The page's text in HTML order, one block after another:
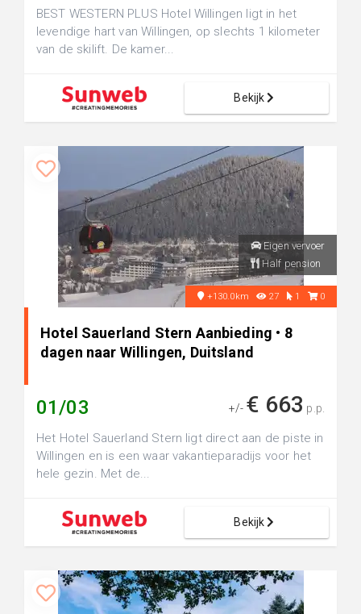
BEST WESTERN PLUS Hotel Willingen ligt in het
levendige hart van Willingen, op slechts 1 kilometer
van de skilift. De kamer...
Bekijk
Eigen vervoer
Half pension
+130.0km 27 1 0
Hotel Sauerland Stern Aanbieding • 8
dagen naar Willingen, Duitsland
01/03 +/- € 663 p.p.
Het Hotel Sauerland Stern ligt direct aan de piste in
Willingen en is een waar vakantieparadijs voor het
hele gezin. Met de...
Bekijk